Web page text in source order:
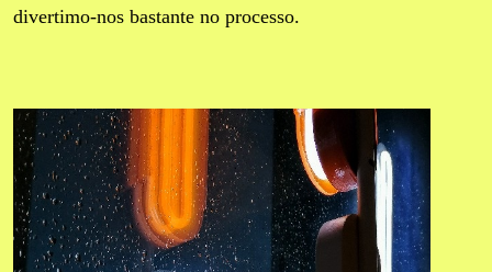
divertimo-nos bastante no processo.